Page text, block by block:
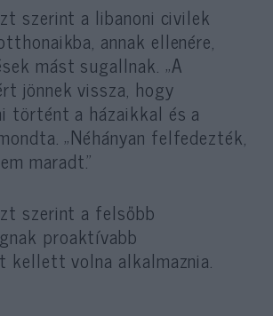
szerint a libanoni civilek
annak ellenére,
mást sugallnak. „A
jönnek vissza, hogy
történt a házaikkal és a
„Néhányan felfedezték,
maradt.”
szerint a felsőbb
proaktívabb
kellett volna alkalmaznia.